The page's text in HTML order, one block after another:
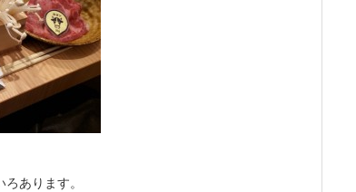
あります。